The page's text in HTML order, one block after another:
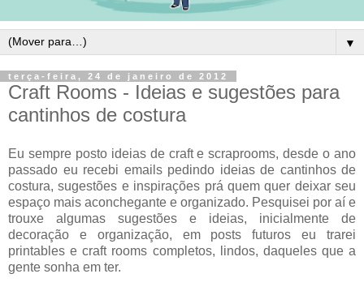
▼
terça-feira, 24 de janeiro de 2012
Craft Rooms - Ideias e sugestões para
cantinhos de costura
Eu sempre posto ideias de craft e scraprooms, desde o ano
passado eu recebi emails pedindo ideias de cantinhos de
costura, sugestões e inspirações prá quem quer deixar seu
espaço mais aconchegante e organizado. Pesquisei por aí e
trouxe algumas sugestões e ideias, inicialmente de
decoração e organização, em posts futuros eu trarei
printables e craft rooms completos, lindos, daqueles que a
gente sonha em ter.